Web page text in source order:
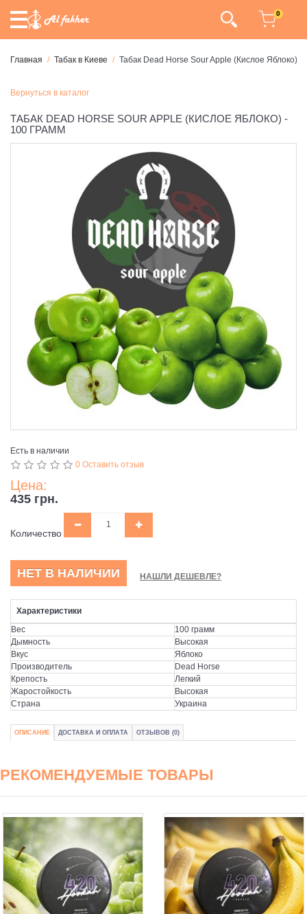
0
Главная Табак в Киеве Табак Dead Horse Sour Apple (Кислое Яблоко) -
Вернуться в каталог
ТАБАК DEAD HORSE SOUR APPLE (КИСЛОЕ ЯБЛОКО) -
100 ГРАММ
Есть в наличии
0 Оставить отзыв
Цена:
435 грн.
Количество
НЕТ В НАЛИЧИИ НАШЛИ ДЕШЕВЛЕ?
Характеристики
Вес
100 грамм
Дымность
Высокая
Вкус
Яблоко
Производитель
Dead Horse
Крепость
Легкий
Жаростойкость
Высокая
Страна
Украина
ОПИСАНИЕ ДОСТАВКА И ОПЛАТА ОТЗЫВОВ (0)
РЕКОМЕНДУЕМЫЕ ТОВАРЫ